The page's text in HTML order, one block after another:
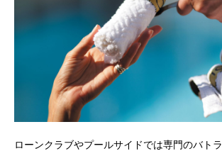
ローンクラブやプールサイドでは専門のバト